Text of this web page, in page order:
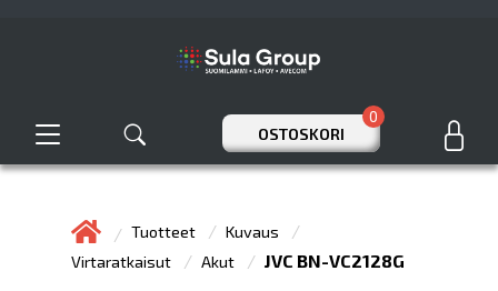
OSTOSKORI
0
Tuotteet
Kuvaus
Virtaratkaisut
Akut JVC BN-VC2128G